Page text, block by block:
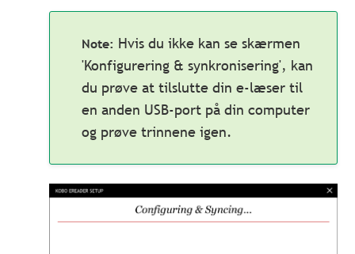
Hvis du ikke kan se skærmen
'Konfigurering & synkronisering', kan
du prøve at tilslutte din e-læser til
en anden USB-port på din computer
og prøve trinnene igen.